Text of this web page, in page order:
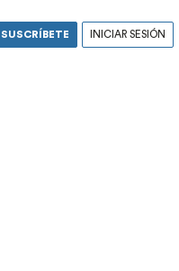
SUSCRÍBETE INICIAR SESIÓN